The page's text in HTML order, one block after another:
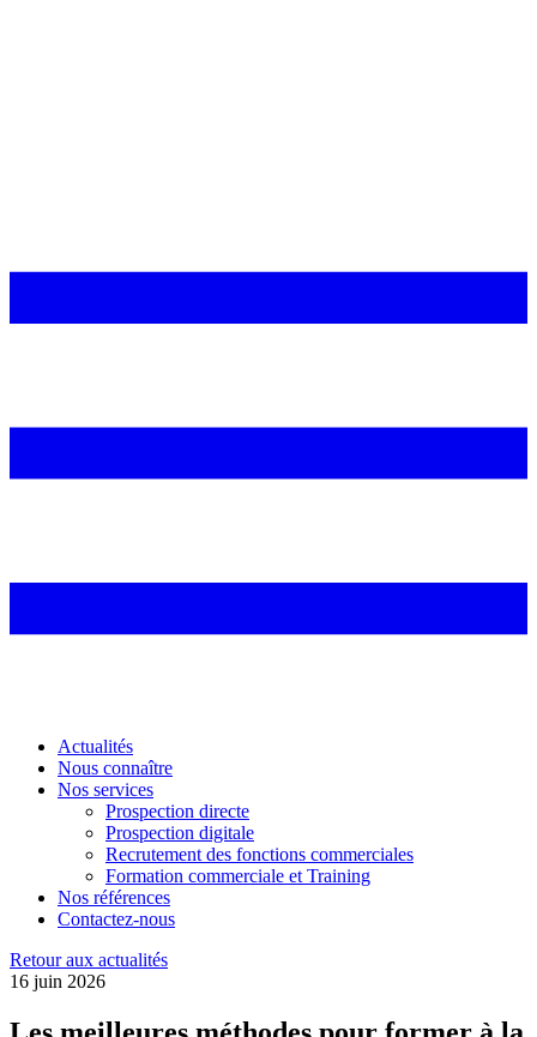
Actualités
Nous connaître
Nos services
Prospection directe
Prospection digitale
Recrutement des fonctions commerciales
Formation commerciale et Training
Nos références
Contactez-nous
Retour aux actualités
16 juin 2026